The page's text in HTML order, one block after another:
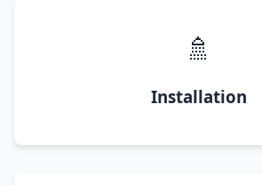
🚿
Installation